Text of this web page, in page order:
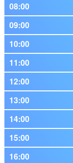
08:00
09:00
10:00
11:00
12:00
13:00
14:00
15:00
16:00